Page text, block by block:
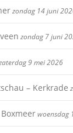
zondag 14 juni
zondag 7 juni
9 mei 2026
– Kerkrade
woensdag